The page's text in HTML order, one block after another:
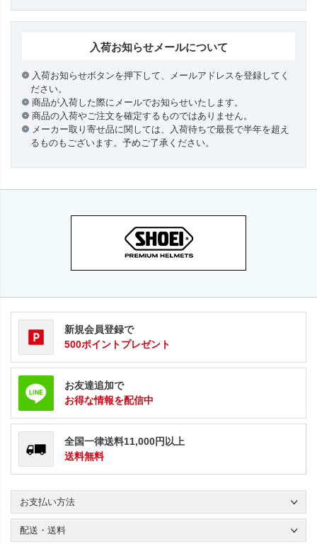
入荷お知らせメールについて
入荷お知らせボタンを押下して、メールアドレスを登録してく
ださい。
商品が入荷した際にメールでお知らせいたします。
商品の入荷やご注文を確定するものではありません。
メーカー取り寄せ品に関しては、入荷待ちで最長で半年を超え
るものもございます。予めご了承ください。
新規会員登録で
500ポイントプレゼント
お友達追加で
お得な情報を配信中
全国一律送料11,000円以上
送料無料
お支払い方法
配送・送料